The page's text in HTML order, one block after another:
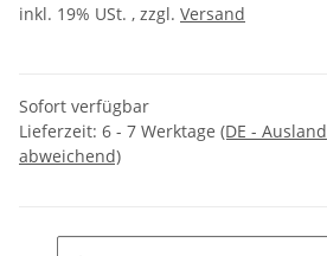
inkl. 19% USt. , zzgl. Versand
Sofort verfügbar
Lieferzeit: 6 - 7 Werktage (DE - Ausland
abweichend)